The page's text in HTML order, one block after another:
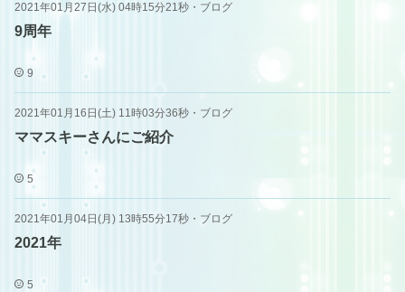
2021年01月27日(水) 04時15分21秒 ・ ブログ
9周年
9
2021年01月16日(土) 11時03分36秒 ・ ブログ
ママスキーさんにご紹介
5
2021年01月04日(月) 13時55分17秒 ・ ブログ
2021年
5